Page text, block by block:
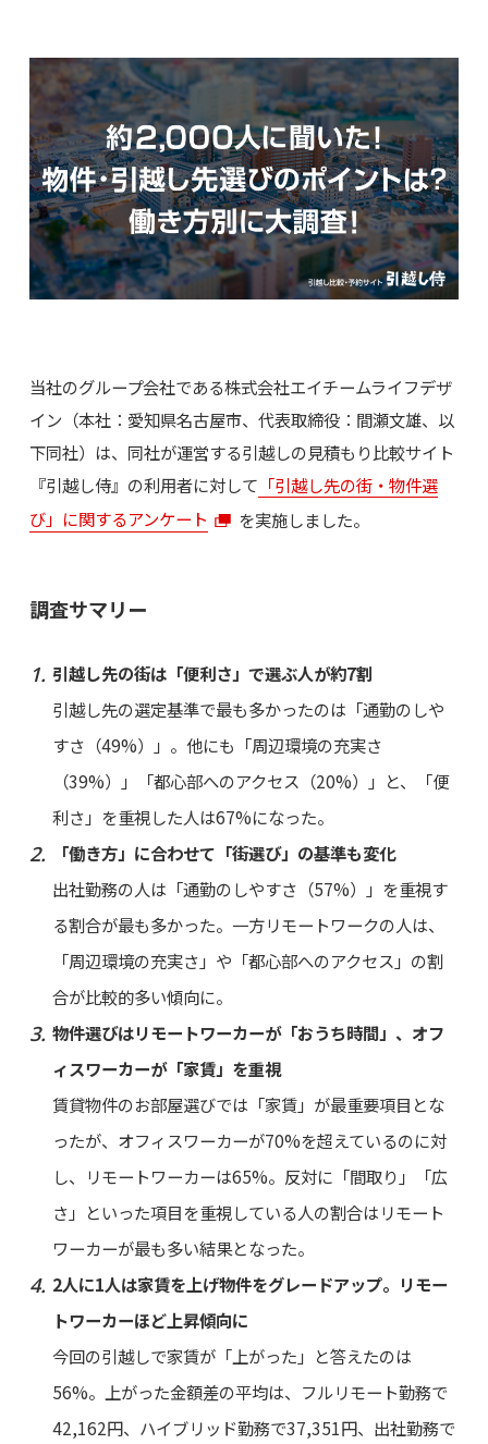
当社のグループ会社である株式会社エイチームライフデザ
イン（本社：愛知県名古屋市、代表取締役：間瀬文雄、以
下同社）は、同社が運営する引越しの見積もり比較サイト
『引越し侍』の利用者に対して 「引越し先の街・物件選
び」に関するアンケート
を実施しました。
調査サマリー
引越し先の街は「便利さ」で選ぶ人が約7割
引越し先の選定基準で最も多かったのは「通勤のしや
すさ（49%）」。他にも「周辺環境の充実さ
（39%）」「都心部へのアクセス（20%）」と、「便
利さ」を重視した人は67%になった。
「働き方」に合わせて「街選び」の基準も変化
出社勤務の人は「通勤のしやすさ（57%）」を重視す
る割合が最も多かった。一方リモートワークの人は、
「周辺環境の充実さ」や「都心部へのアクセス」の割
合が比較的多い傾向に。
物件選びはリモートワーカーが「おうち時間」、オフ
ィスワーカーが「家賃」を重視
賃貸物件のお部屋選びでは「家賃」が最重要項目とな
ったが、オフィスワーカーが70%を超えているのに対
し、リモートワーカーは65%。反対に「間取り」「広
さ」といった項目を重視している人の割合はリモート
ワーカーが最も多い結果となった。
2人に1人は家賃を上げ物件をグレードアップ。リモー
トワーカーほど上昇傾向に
今回の引越しで家賃が「上がった」と答えたのは
56%。上がった金額差の平均は、フルリモート勤務で
42,162円、ハイブリッド勤務で37,351円、出社勤務で